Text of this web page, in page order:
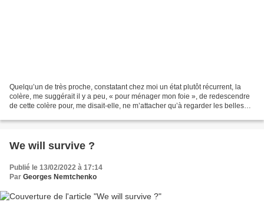
Quelqu’un de très proche, constatant chez moi un état plutôt récurrent, la
colère, me suggérait il y a peu, « pour ménager mon foie », de redescendre
de cette colère pour, me disait-elle, ne m’attacher qu’à regarder les belles
We will survive ?
Publié le 13/02/2022 à 17:14
Par Georges Nemtchenko